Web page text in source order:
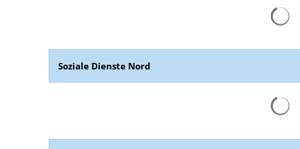
Soziale Dienste Nord